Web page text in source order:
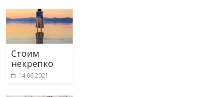
Стоим
некрепко
14.06.2021